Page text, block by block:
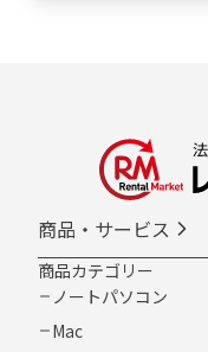
商品・サービス
商品カテゴリー
ノートパソコン
Mac